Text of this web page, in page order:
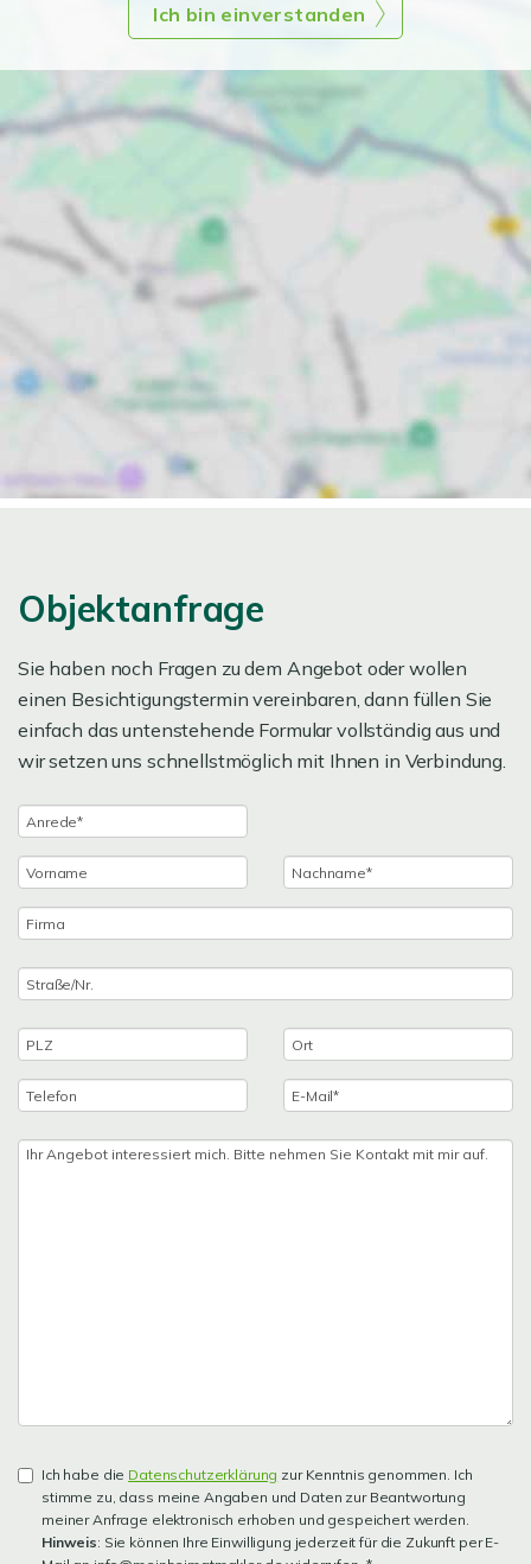
Ich bin einverstanden
Objektanfrage
Sie haben noch Fragen zu dem Angebot oder wollen
einen Besichtigungstermin vereinbaren, dann füllen Sie
einfach das untenstehende Formular vollständig aus und
wir setzen uns schnellstmöglich mit Ihnen in Verbindung.
Ich habe die Datenschutzerklärung zur Kenntnis genommen. Ich
stimme zu, dass meine Angaben und Daten zur Beantwortung
meiner Anfrage elektronisch erhoben und gespeichert werden.
Hinweis: Sie können Ihre Einwilligung jederzeit für die Zukunft per E-